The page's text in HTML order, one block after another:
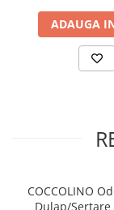
ADAUGA
COCCOLINO
Dulap/Sertare